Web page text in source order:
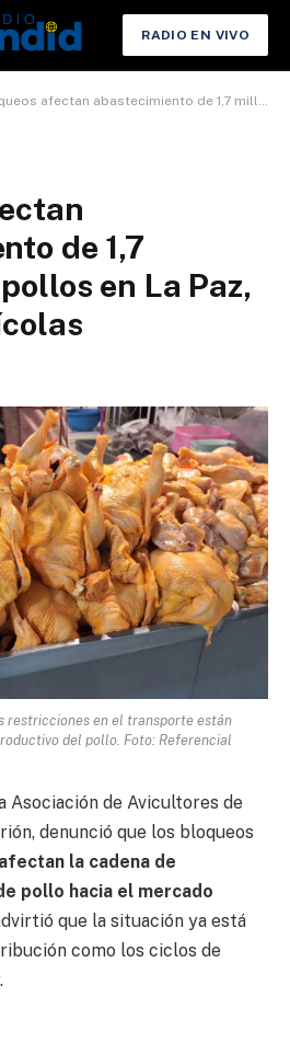
RADIO EN VIVO
afectan abastecimiento de 1,7 millones de pollos en La Paz, reportan avícolas
de 1,7
en La Paz,
restricciones en el transporte están
del pollo. Foto: Referencial
Asociación de Avicultores de
denunció que los bloqueos
afectan la cadena de
pollo hacia el mercado
que la situación ya está
como los ciclos de